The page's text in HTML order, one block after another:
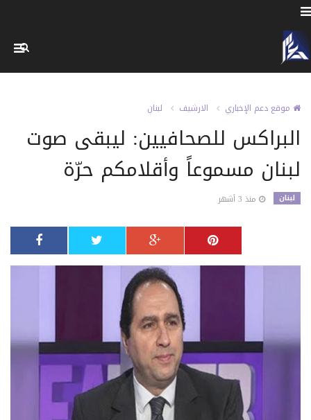
موقع دعم الإخباري الارشيف لبنان
البراكس للصحافيين: ليبقى صوت
لبنان مسموعاً وأقلامكم حرّة
لبنان منذ 3 أشهر